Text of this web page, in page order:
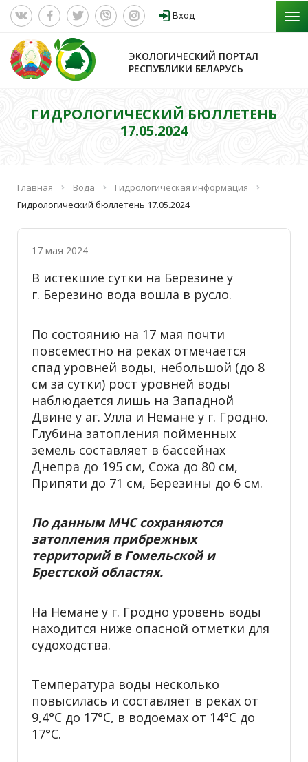
Вход
ЭКОЛОГИЧЕСКИЙ ПОРТАЛ
РЕСПУБЛИКИ БЕЛАРУСЬ
ГИДРОЛОГИЧЕСКИЙ БЮЛЛЕТЕНЬ
17.05.2024
Главная Вода
Гидрологическая информация
Гидрологический бюллетень 17.05.2024
17 мая 2024
В истекшие сутки на Березине у
г. Березино вода вошла в русло.
По состоянию на 17 мая почти
повсеместно на реках отмечается
спад уровней воды, небольшой (до 8
см за сутки) рост уровней воды
наблюдается лишь на Западной
Двине у аг. Улла и Немане у г. Гродно.
Глубина затопления пойменных
земель составляет в бассейнах
Днепра до 195 см, Сожа до 80 см,
Припяти до 71 см, Березины до 6 см.
По данным МЧС сохраняются
затопления прибрежных
территорий в Гомельской и
Брестской областях.
На Немане у г. Гродно уровень воды
находится ниже опасной отметки для
судоходства.
Температура воды несколько
повысилась и составляет в реках от
9,4°С до 17°С, в водоемах от 14°С до
17°С.